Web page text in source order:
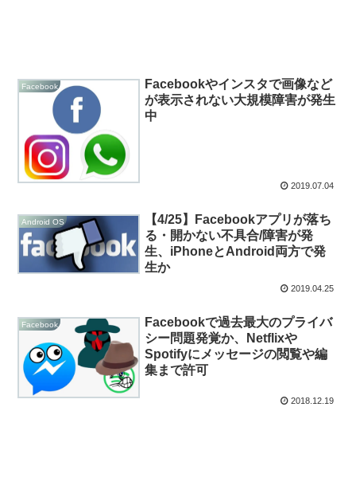
Facebook
Facebookやインスタで画像など
が表示されない大規模障害が発生
中
2019.07.04
Android OS
【4/25】Facebookアプリが落ち
る・開かない不具合/障害が発
生、iPhoneとAndroid両方で発
生か
2019.04.25
Facebook
Facebookで過去最大のプライバ
シー問題発覚か、Netflixや
Spotifyにメッセージの閲覧や編
集まで許可
2018.12.19